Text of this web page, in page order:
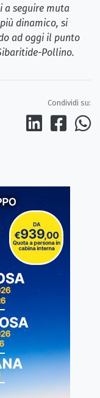
a seguire muta
dinamico, si
ad oggi il punto
Pollino.
Condividi su: